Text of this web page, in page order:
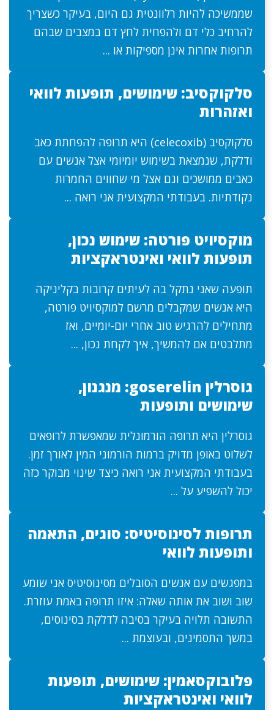
שממשיכה להיות רלוונטית גם היום, בעיקר כשצריך
להרחיב כלי דם ולהפחית לחץ דם במצבים שבהם
תרופות אחרות אינן מספיקות או ...
סלקוקסיב: שימושים, תופעות לוואי
ואזהרות
סלקוקסיב (celecoxib) היא תרופה להפחתת כאב
ודלקת, שנמצאת בשימוש יומיומי אצל אנשים עם
כאבים ממושכים וגם אצל מי שחווים החמרות
נקודתיות. בעבודתי המקצועית אני רואה ...
מוקסיויט פורטה: שימוש נכון,
תופעות לוואי ואינטראקציות
תופעה שאני נתקל בה לעיתים קרובות בקליניקה
היא אנשים שמקבלים מרשם למוקסיויט פורטה,
מתחילים להרגיש טוב אחרי יום-יומיים, ואז
מתלבטים אם להמשיך, איך לקחת נכון, ...
גוסרלין goserelin: מנגנון,
שימושים ותופעות
גוסרלין היא תרופה הורמונלית שמאפשרת לרופאים
לשלוט באופן מדויק ברמות הורמוני המין לאורך זמן.
בעבודתי המקצועית אני רואה כיצד שינוי מבוקר כזה
יכול להשפיע על ...
תרופות לסינוסיטיס: סוגים, התאמה
ותופעות לוואי
במפגשים עם אנשים הסובלים מסינוסיטיס אני שומע
שוב ושוב את אותה שאלה: איזו תרופה באמת עוזרת.
התשובה תלויה בעיקר בסיבה לדלקת בסינוסים,
במשך התסמינים, ובעוצמת ...
פלובוקסאמין: שימושים, תופעות
לוואי ואינטראקציות